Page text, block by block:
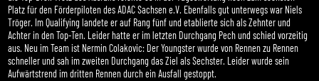
Platz für den Förderpiloten des ADAC Sachsen e.V. Ebenfalls gut unterwegs war Niels
Tröger. Im Qualifying landete er auf Rang fünf und etablierte sich als Zehnter und
Achter in den Top-Ten. Leider hatte er im letzten Durchgang Pech und schied vorzeitig
aus. Neu im Team ist Nermin Colakovic: Der Youngster wurde von Rennen zu Rennen
schneller und sah im zweiten Durchgang das Ziel als Sechster. Leider wurde sein
Aufwärtstrend im dritten Rennen durch ein Ausfall gestoppt.